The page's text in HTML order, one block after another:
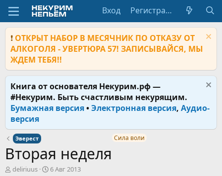
Вход Регистрация
❗ ОТКРЫТ НАБОР В МЕСЯЧНИК ПО ОТКАЗУ ОТ
АЛКОГОЛЯ - УВЕРТЮРА 57! ЗАПИСЫВАЙСЯ, МЫ
ЖДЕМ ТЕБЯ!!
Книга от основателя Некурим.рф —
#Некурим. Быть счастливым некурящим.
Бумажная версия•Электронная версия, Аудио-
версия
Эверест Сила воли
Вторая неделя
А
deliriuus
Д
6 Авг 2013